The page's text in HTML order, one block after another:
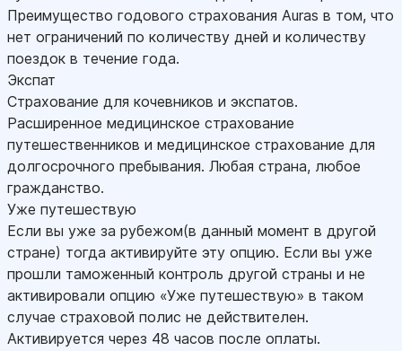
Преимущество годового страхования Auras в том, что
нет ограничений по количеству дней и количеству
поездок в течение года.
Экспат
Страхование для кочевников и экспатов.
Расширенное медицинское страхование
путешественников и медицинское страхование для
долгосрочного пребывания. Любая страна, любое
гражданство.
Уже путешествую
Если вы уже за рубежом(в данный момент в другой
стране) тогда активируйте эту опцию. Если вы уже
прошли таможенный контроль другой страны и не
активировали опцию «Уже путешествую» в таком
случае страховой полис не действителен.
Активируется через 48 часов после оплаты.